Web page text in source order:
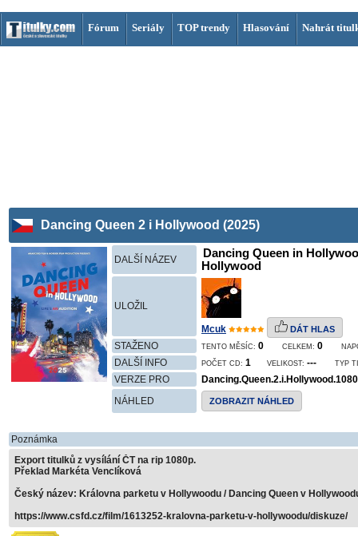
Fórum Seriály TOP trendy Hlasování Nahrát
Dancing Queen 2 i Hollywood (2025)
DALŠÍ NÁZEV
Dancing Queen in
Hollywood
ULOŽIL
Mcuk DÁT HLAS
STAŽENO TENTO MĚSÍC: 0 CELKEM: 0
DALŠÍ INFO POČET CD: 1 VELIKOST: --- TYP
VERZE PRO
NÁHLED
ZOBRAZIT NÁHLED
Poznámka
Export titulků z vysílání ČT na rip 1080p.
Překlad Markéta Venclíková
Český název: Královna parketu v Hollywoodu / Dancing Queen v
https://www.csfd.cz/film/1613252-kralovna-parketu-v-hollywoodu/diskuze/